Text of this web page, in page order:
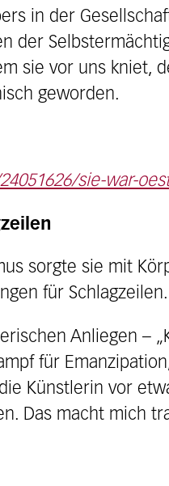
in der
der
sie vor uns kniet,
geworden.
sie-war-
sorgte sie mit
für
Anliegen –
für
Künstlerin vor
Das macht mich